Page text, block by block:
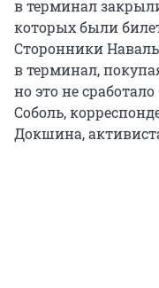
в терминал
которых были
Сторонники
в терминал,
но это не
Соболь,
Докшина,